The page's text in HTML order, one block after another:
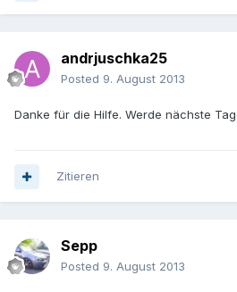
andrjuschka25
Posted 9. August 2013
Danke für die Hilfe. Werde nächste
Zitieren
Sepp
Posted 9. August 2013